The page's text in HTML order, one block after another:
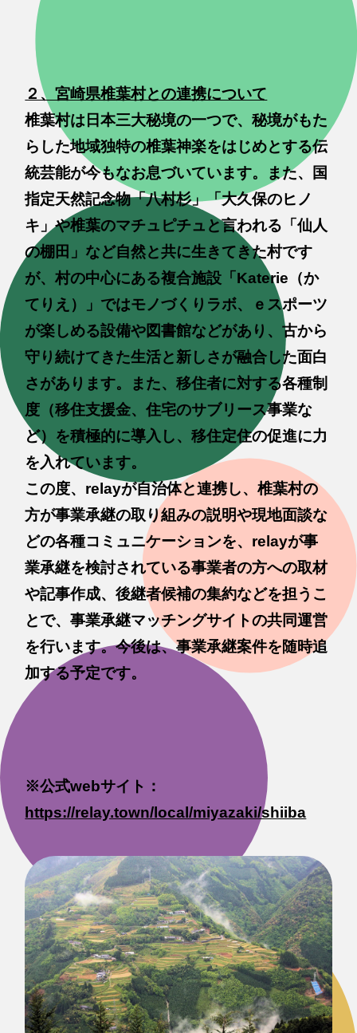
２、宮崎県椎葉村との連携について
椎葉村は日本三大秘境の一つで、秘境がもた
らした地域独特の椎葉神楽をはじめとする伝
統芸能が今もなお息づいています。また、国
指定天然記念物「八村杉」「大久保のヒノ
キ」や椎葉のマチュピチュと言われる「仙人
の棚田」など自然と共に生きてきた村です
が、村の中心にある複合施設「Katerie（か
てりえ）」ではモノづくりラボ、ｅスポーツ
が楽しめる設備や図書館などがあり、古から
守り続けてきた生活と新しさが融合した面白
さがあります。また、移住者に対する各種制
度（移住支援金、住宅のサブリース事業な
ど）を積極的に導入し、移住定住の促進に力
を入れています。
この度、relayが自治体と連携し、椎葉村の
方が事業承継の取り組みの説明や現地面談な
どの各種コミュニケーションを、relayが事
業承継を検討されている事業者の方への取材
や記事作成、後継者候補の集約などを担うこ
とで、事業承継マッチングサイトの共同運営
を行います。今後は、事業承継案件を随時追
加する予定です。
※公式webサイト：
https://relay.town/local/miyazaki/shiiba